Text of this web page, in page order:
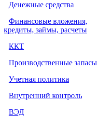
Денежные средства
Финансовые вложения,
кредиты, займы, расчеты
ККТ
Производственные запасы
Учетная политика
Внутренний контроль
ВЭД